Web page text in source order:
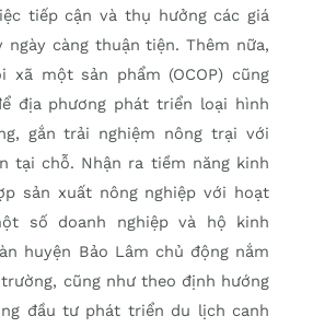
tiếp cận và thụ hưởng các giá
càng thuận tiện. Thêm nữa,
xã một sản phẩm (OCOP) cũng
địa phương phát triển loại hình
gắn trải nghiệm nông trại với
tại chỗ. Nhận ra tiềm năng kinh
sản xuất nông nghiệp với hoạt
số doanh nghiệp và hộ kinh
huyện Bảo Lâm chủ động nắm
cũng như theo định hướng
đầu tư phát triển du lịch canh